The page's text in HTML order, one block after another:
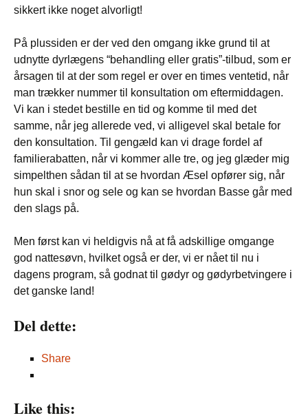
sikkert ikke noget alvorligt!
På plussiden er der ved den omgang ikke grund til at
udnytte dyrlægens “behandling eller gratis”-tilbud, som er
årsagen til at der som regel er over en times ventetid, når
man trækker nummer til konsultation om eftermiddagen.
Vi kan i stedet bestille en tid og komme til med det
samme, når jeg allerede ved, vi alligevel skal betale for
den konsultation. Til gengæld kan vi drage fordel af
familierabatten, når vi kommer alle tre, og jeg glæder mig
simpelthen sådan til at se hvordan Æsel opfører sig, når
hun skal i snor og sele og kan se hvordan Basse går med
den slags på.
Men først kan vi heldigvis nå at få adskillige omgange
god nattesøvn, hvilket også er der, vi er nået til nu i
dagens program, så godnat til gødyr og gødyrbetvingere i
det ganske land!
Del dette:
Share
Like this: